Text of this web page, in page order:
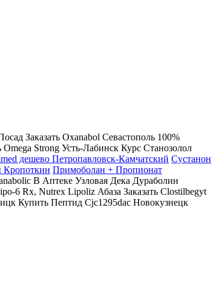
Заказать Oxanabol Севастополь 100%
Strong Усть-Лабинск Курс Станозолол
дешево Петропавловск-Камчатский Сустанон
Кропоткин Примоболан + Пропионат
В Аптеке Узловая Дека Дураболин
6 Rx, Nutrex Lipoliz Абаза Заказать Clostilbegyt
Купить Пептид Cjc1295dac Новокузнецк